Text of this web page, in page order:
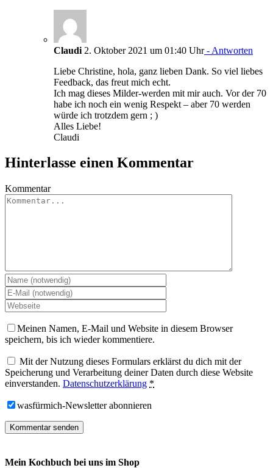
Claudi 2. Oktober 2021 um 01:40 Uhr- Antworten
Liebe Christine, hola, ganz lieben Dank. So viel liebes
Feedback, das freut mich echt.
Ich mag dieses Milder-werden mit mir auch. Vor der 70
habe ich noch ein wenig Respekt – aber 70 werden
würde ich trotzdem gern ; )
Alles Liebe!
Claudi
Hinterlasse einen Kommentar
Kommentar
Meinen Namen, E-Mail und Website in diesem Browser
speichern, bis ich wieder kommentiere.
Mit der Nutzung dieses Formulars erklärst du dich mit der
Speicherung und Verarbeitung deiner Daten durch diese Website
einverstanden. Datenschutzerklärung *
wasfürmich-Newsletter abonnieren
Mein Kochbuch bei uns im Shop